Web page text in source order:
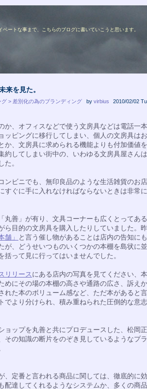
ートな事まで、こちらのブログに書いていこうと思います。
来を見た。
> 差別化の為のブランディング by virbius 2010/02/02
か、オフィスなどで使う文房具などは電話一
ッピングに移行してしまい、個人の文房具は
か、文房具に求められる機能よりも付加価値
約してしまい街中の、いわゆる文房具屋さん
た。
ンビニでも、無印良品のような生活雑貨のお
すぐに手に入れなければならないときは非常
丸善」が有り、文具コーナーも広くとってあ
ら目的の文房具を購入したりしていました。
舗」
と言う催し物があることは店内の告知に
が、どうせいつものいくつかの本棚を島状に
って見に行ってはいませんでした。
リリースにある店内の写真を見てください、
めにその場の本棚の高さや通路の広さ、訴え
れた本のボリューム感など、ただ本があると
でより分けられ、積み重ねられた圧倒的な意
ョップを丸善と共にプロデュースした、松岡
その知識の断片をのぞき見しているようなプ
、定番と言われる商品に関しては、徹底的に
配達してくれるようなシステムか、多くの商